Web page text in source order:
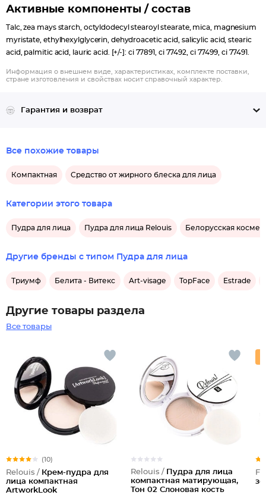
Активные компоненты / состав
Talc, zea mays starch, octyldodecyl stearoyl stearate, mica, magnesium
myristate, ethylhexylglycerin, dehydroacetic acid, salicylic acid, stearic
acid, palmitic acid, lauric acid. [+/-]: ci 77891, ci 77492, ci 77499, ci 77491.
Информация о внешнем виде, характеристиках, комплекте поставки,
стране изготовления и свойствах носит справочный характер.
Гарантия и возврат
Все похожие товары
Компактная Средство от жирного блеска для лица
Категории этого товара
Пудра для лица Пудра для лица Relouis Белорусская
Другие бренды с типом Пудра для лица
Триумф Белита - Витекс Art-visage TopFace Estrade
Другие товары раздела
Все товары
(10)
Relouis / Крем-пудра для
лица компактная
ArtworkLook
Relouis / Пудра для лица
компактная матирующая,
Тон 02 Слоновая кость